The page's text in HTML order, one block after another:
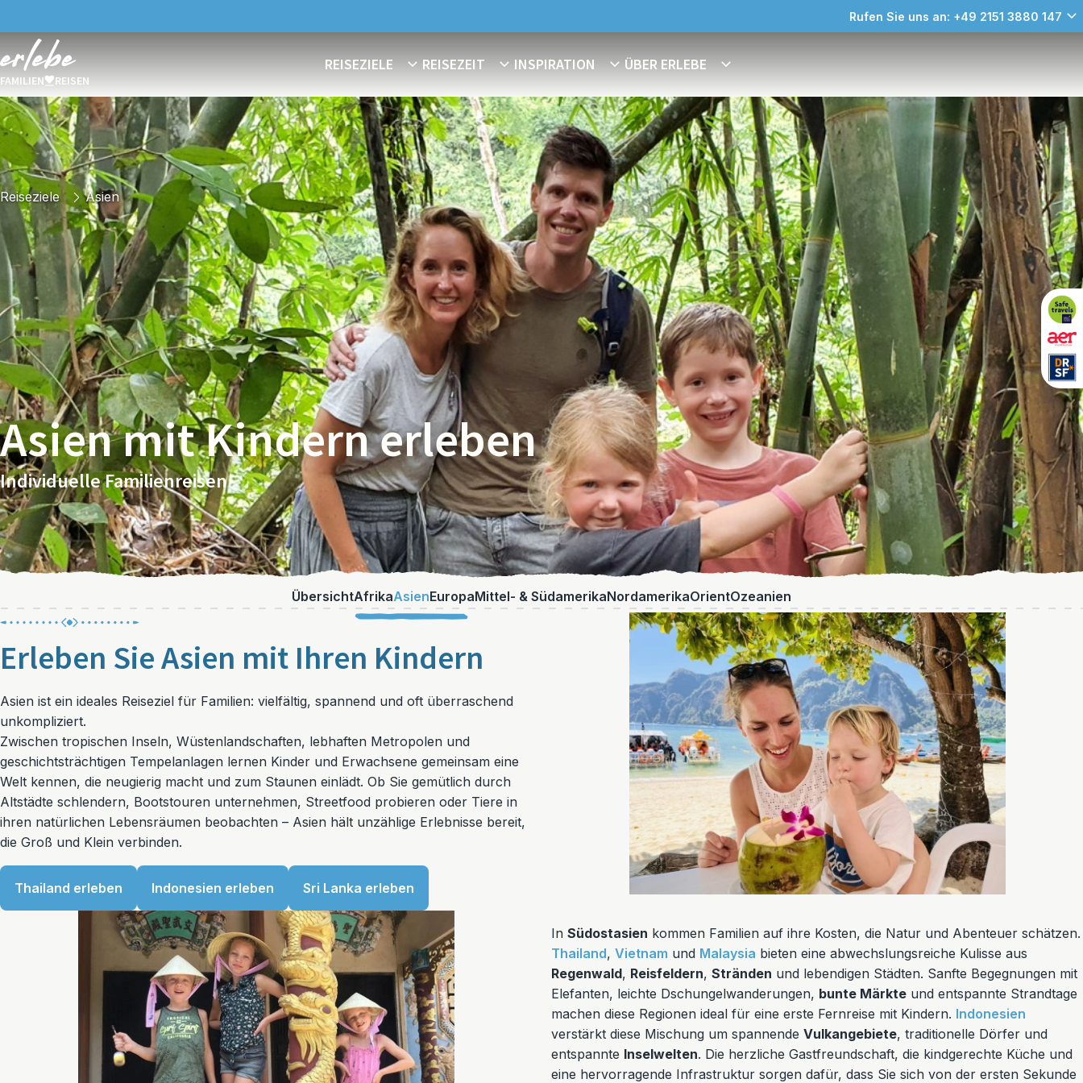
Rufen Sie uns an: +49 2151 3880 147
FAMILIEN REISEN
REISEZIELE REISEZEIT INSPIRATION ÜBER ERLEBE
Reiseziele Asien
Asien mit Kindern erleben
Individuelle Familienreisen
ÜbersichtAfrikaAsienEuropaMittel- & SüdamerikaNordamerikaOrientOzeanien
Erleben Sie Asien mit Ihren Kindern
Asien ist ein ideales Reiseziel für Familien: vielfältig, spannend und oft überraschend
unkompliziert.
Zwischen tropischen Inseln, Wüstenlandschaften, lebhaften Metropolen und
geschichtsträchtigen Tempelanlagen lernen Kinder und Erwachsene gemeinsam eine
Welt kennen, die neugierig macht und zum Staunen einlädt. Ob Sie gemütlich durch
Altstädte schlendern, Bootstouren unternehmen, Streetfood probieren oder Tiere in
ihren natürlichen Lebensräumen beobachten – Asien hält unzählige Erlebnisse bereit,
die Groß und Klein verbinden.
Thailand erleben Indonesien erleben Sri Lanka erleben
In Südostasien kommen Familien auf ihre Kosten, die Natur und Abenteuer schätzen.
Thailand, Vietnam und Malaysia bieten eine abwechslungsreiche Kulisse aus
Regenwald, Reisfeldern, Stränden und lebendigen Städten. Sanfte Begegnungen mit
Elefanten, leichte Dschungelwanderungen, bunte Märkte und entspannte Strandtage
machen diese Regionen ideal für eine erste Fernreise mit Kindern. Indonesien
verstärkt diese Mischung um spannende Vulkangebiete, traditionelle Dörfer und
entspannte Inselwelten. Die herzliche Gastfreundschaft, die kindgerechte Küche und
eine hervorragende Infrastruktur sorgen dafür, dass Sie sich von der ersten Sekunde